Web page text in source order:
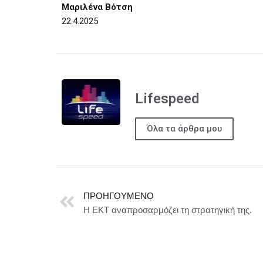
Μαριλένα Βότση
22.4.2025
Lifespeed
Όλα τα άρθρα μου
ΠΡΟΗΓΟΎΜΕΝΟ
Η ΕΚΤ αναπροσαρμόζει τη στρατηγική της.